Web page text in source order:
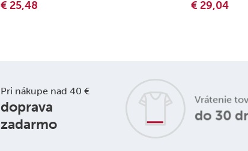
€ 25,48 € 29,04
Pri nákupe nad 40 €
doprava
zadarmo
Vrátenie
do 30